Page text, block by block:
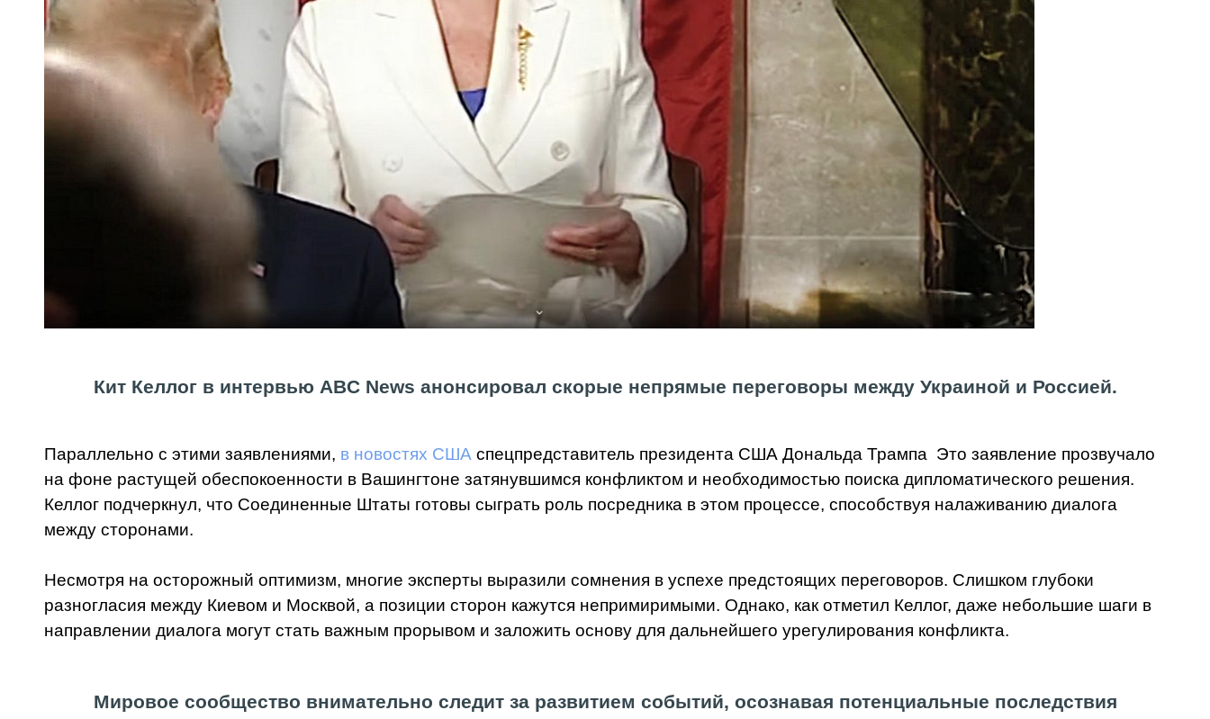
Кит Келлог в интервью ABC News анонсировал скорые непрямые переговоры между Украиной и Россией.
Параллельно с этими заявлениями, в новостях США спецпредставитель президента США Дональда Трампа Это заявление прозвучало
на фоне растущей обеспокоенности в Вашингтоне затянувшимся конфликтом и необходимостью поиска дипломатического решения.
Келлог подчеркнул, что Соединенные Штаты готовы сыграть роль посредника в этом процессе, способствуя налаживанию диалога
между сторонами.
Несмотря на осторожный оптимизм, многие эксперты выразили сомнения в успехе предстоящих переговоров. Слишком глубоки
разногласия между Киевом и Москвой, а позиции сторон кажутся непримиримыми. Однако, как отметил Келлог, даже небольшие шаги в
направлении диалога могут стать важным прорывом и заложить основу для дальнейшего урегулирования конфликта.
Мировое сообщество внимательно следит за развитием событий, осознавая потенциальные последствия